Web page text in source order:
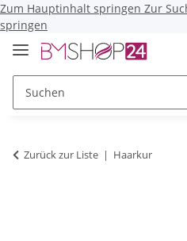
Zum Hauptinhalt springen Zur
springen
Zurück zur Liste Haarkur